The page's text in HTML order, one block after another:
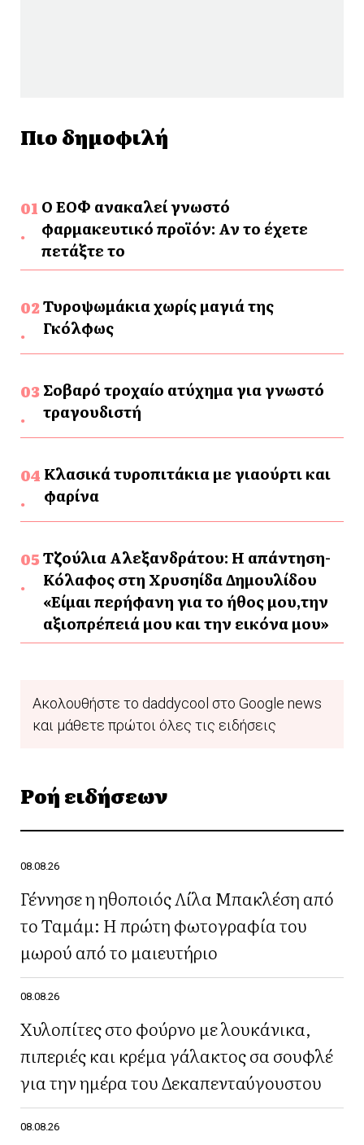
Πιο δημοφιλή
Ο ΕΟΦ ανακαλεί γνωστό
φαρμακευτικό προϊόν: Αν το έχετε
πετάξτε το
Τυροψωμάκια χωρίς μαγιά της
Γκόλφως
Σοβαρό τροχαίο ατύχημα για γνωστό
τραγουδιστή
Κλασικά τυροπιτάκια με γιαούρτι και
φαρίνα
Τζούλια Αλεξανδράτου: Η απάντηση-
Κόλαφος στη Χρυσηίδα Δημουλίδου
«Είμαι περήφανη για το ήθος μου,την
αξιοπρέπειά μου και την εικόνα μου»
Ακολουθήστε το daddycool στο Google news
και μάθετε πρώτοι όλες τις ειδήσεις
Ροή ειδήσεων
08.08.26
Γέννησε η ηθοποιός Λίλα Μπακλέση από
το Ταμάμ: Η πρώτη φωτογραφία του
μωρού από το μαιευτήριο
08.08.26
Χυλοπίτες στο φούρνο με λουκάνικα,
πιπεριές και κρέμα γάλακτος σα σουφλέ
για την ημέρα του Δεκαπενταύγουστου
08.08.26